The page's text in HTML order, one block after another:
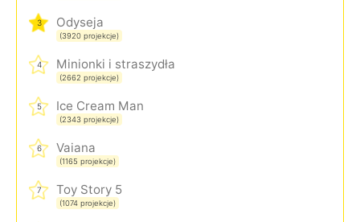
3 Odyseja
(3920 projekcje)
4 Minionki i straszydła
(2662 projekcje)
5 Ice Cream Man
(2343 projekcje)
6 Vaiana
(1165 projekcje)
7 Toy Story 5
(1074 projekcje)